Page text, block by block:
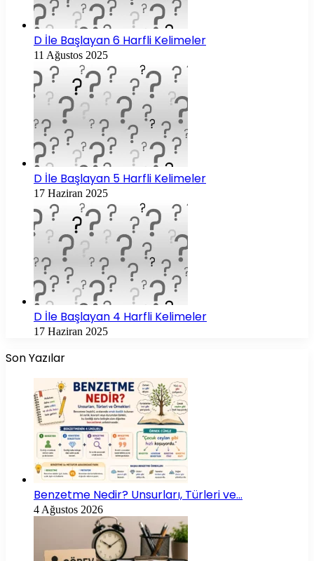
D İle Başlayan 6 Harfli Kelimeler
11 Ağustos 2025
D İle Başlayan 5 Harfli Kelimeler
17 Haziran 2025
D İle Başlayan 4 Harfli Kelimeler
17 Haziran 2025
Son Yazılar
Benzetme Nedir? Unsurları, Türleri ve…
4 Ağustos 2026